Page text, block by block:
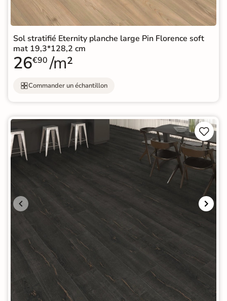
Sol stratifié Eternity planche large Pin Florence soft
mat 19,3*128,2 cm
26€90 /m²
Commander un échantillon

